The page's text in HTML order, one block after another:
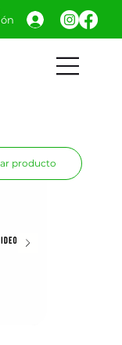
producto